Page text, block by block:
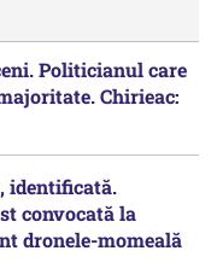
Politicianul care
Chirieac:
identificată.
convocată la
dronele-momeală